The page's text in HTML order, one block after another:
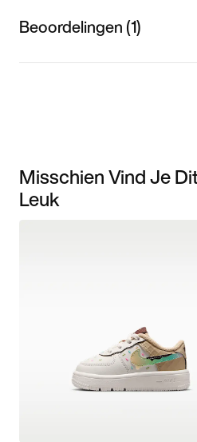
Beoordelingen (1)
Misschien Vind Je
Leuk